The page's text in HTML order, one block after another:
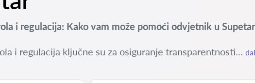
i regulacija: Kako vam može pomoći odvjetnik u Supetar
i regulacija ključne su za osiguranje transparentnosti...